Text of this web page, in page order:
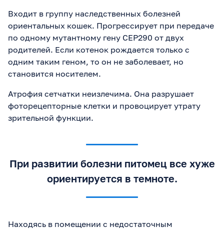
Входит в группу наследственных болезней
ориентальных кошек. Прогрессирует при передаче
по одному мутантному гену CEP290 от двух
родителей. Если котенок рождается только с
одним таким геном, то он не заболевает, но
становится носителем.
Атрофия сетчатки неизлечима. Она разрушает
фоторецепторные клетки и провоцирует утрату
зрительной функции.
При развитии болезни питомец все хуже
ориентируется в темноте.
Находясь в помещении с недостаточным